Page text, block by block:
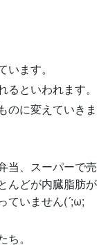
ます。
といわれます。
のに変えていきま
当、スーパーで売
んどが内臓脂肪が
ていません(´;ω;
。